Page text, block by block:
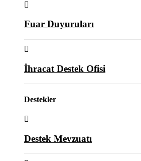
Fuar Duyuruları
İhracat Destek Ofisi
Destekler
Destek Mevzuatı